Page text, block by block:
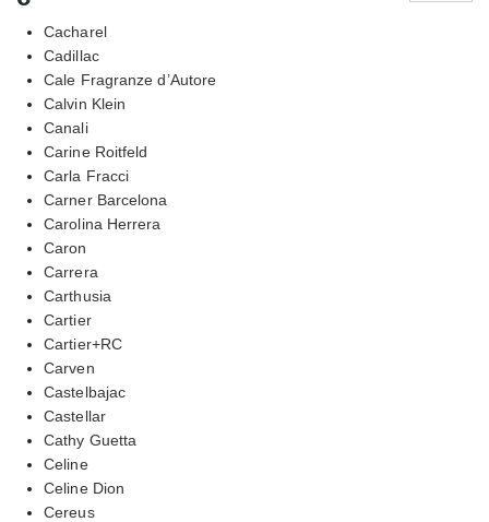
Cacharel
Cadillac
Cale Fragranze d’Autore
Calvin Klein
Canali
Carine Roitfeld
Carla Fracci
Carner Barcelona
Carolina Herrera
Caron
Carrera
Carthusia
Cartier
Cartier+RC
Carven
Castelbajac
Castellar
Cathy Guetta
Celine
Celine Dion
Cereus